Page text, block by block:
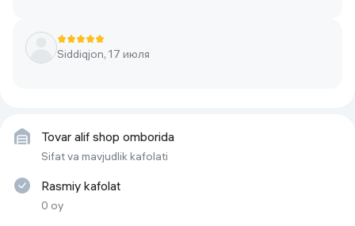
Himoya darajasi
Siddiqjon, 17 июля
Tovar alif shop omborida
Sifat va mavjudlik kafolati
Rasmiy kafolat
0 oy